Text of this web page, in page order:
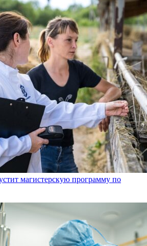
магистерскую программу по